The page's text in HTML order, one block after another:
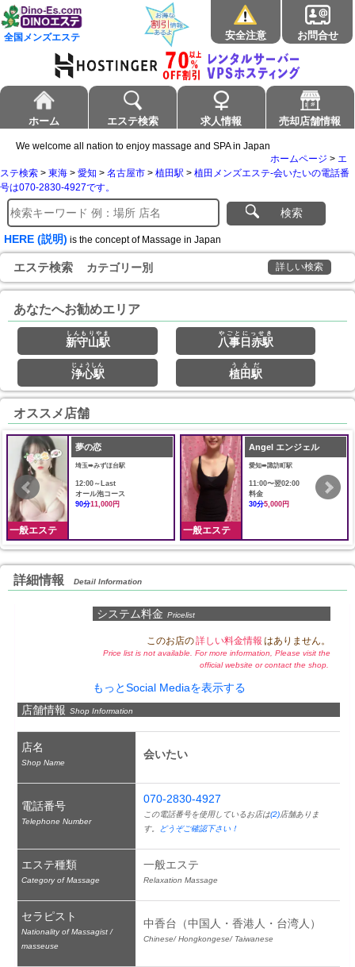
全国メンズエステ 安全注意 お問合せ
ホーム エステ検索 求人情報 売却店舗情報
We welcome all nation to enjoy massage and SPA in Japan
ホームページ > エ
ステ検索 > 東海 > 愛知 > 名古屋市 > 植田駅 > 植田メンズエステ-会いたいの電話番
号は070-2830-4927です。
検索
HERE (説明) is the concept of Massage in Japan
エステ検索 カテゴリー別 詳しい検索
あなたへお勧めエリア
新守山駅
しんもりやま
八事日赤駅
やごとにっせき
浄心駅
じょうしん
植田駅
うえだ
オススメ店舗
一般エステ
夢の恋
埼玉➠みずほ台駅
12:00～Last
オール泡コース
90分11,000円
一般エステ
Angel エンジェル
愛知➠諏訪町駅
11:00〜翌02:00
料金
30分5,000円
詳細情報 Detail Information
システム料金 Pricelist
このお店の詳しい料金情報 はありません。
Price list is not available. For more information, Please visit the
official website or contact the shop.
もっとSocial Mediaを表示する
店舗情報 Shop Information
店名
Shop Name
会いたい
電話番号
Telephone Number
070-2830-4927
この電話番号を使用しているお店は(2)店舗ありま
す。
どうぞご確認下さい！
エステ種類
Category of Massage
一般エステ
Relaxation Massage
セラピスト
Nationality of Massagist /
masseuse
中香台（中国人・香港人・台湾人）
Chinese/ Hongkongese/ Taiwanese